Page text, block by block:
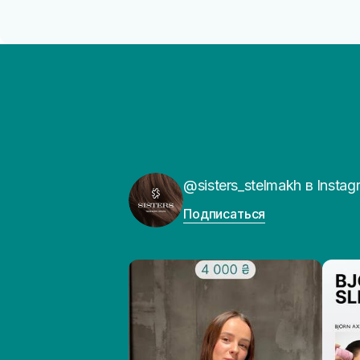
@sisters_stelmakh в
Подписаться